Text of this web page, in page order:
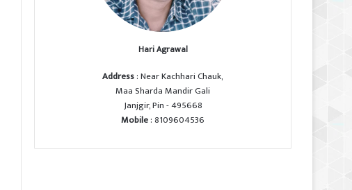
Hari Agrawal
Address: Near Kachhari Chauk,
Maa Sharda Mandir Gali
Janjgir, Pin - 495668
Mobile: 8109604536